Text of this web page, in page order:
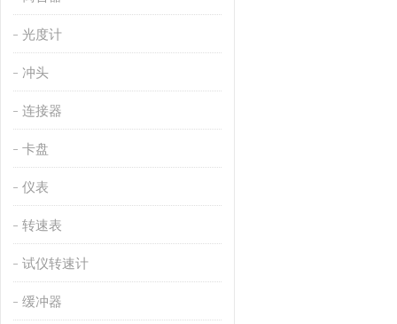
光度计
冲头
连接器
卡盘
仪表
转速表
试仪转速计
缓冲器